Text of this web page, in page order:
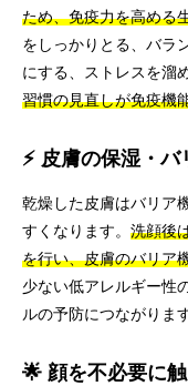
ため、免疫力を高める
をしっかりとる、バラ
にする、ストレスを溜
習慣の見直しが免疫機
⚡ 皮膚の保湿・
乾燥した皮膚はバリア
すくなります。 洗顔後
を行い、皮膚のバリア
少ない低アレルギー性
ルの予防につながります
🌟 顔を不必要に